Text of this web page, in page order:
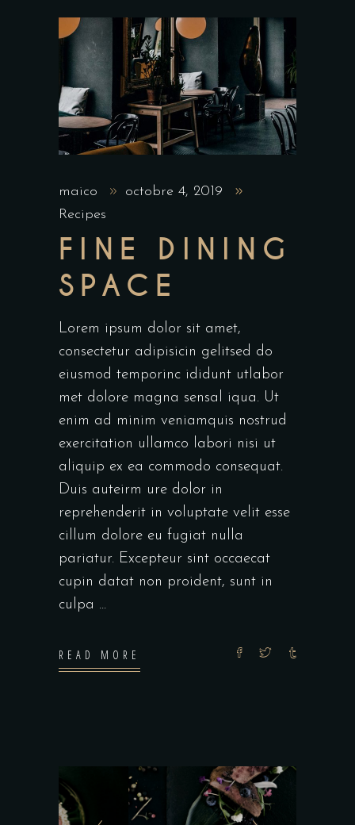
maico
octobre 4, 2019
Recipes
FINE DINING
SPACE
Lorem ipsum dolor sit amet,
consectetur adipisicin gelitsed do
eiusmod temporinc ididunt utlabor
met dolore magna sensal iqua. Ut
enim ad minim veniamquis nostrud
exercitation ullamco labori nisi ut
aliquip ex ea commodo consequat.
Duis auteirm ure dolor in
reprehenderit in voluptate velit esse
cillum dolore eu fugiat nulla
pariatur. Excepteur sint occaecat
cupin datat non proident, sunt in
culpa
READ MORE